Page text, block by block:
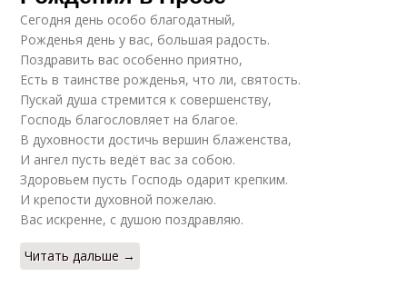
Личные
предпочтения
поздравление
Поздравления для
нового коллеги
Сегодня день особо благодатный,
Рожденья день у вас, большая радость.
Поздравить вас особенно приятно,
Есть в таинстве рожденья, что ли, святость.
Пускай душа стремится к совершенству,
Господь благословляет на благое.
В духовности достичь вершин блаженства,
И ангел пусть ведёт вас за собою.
Здоровьем пусть Господь одарит крепким.
И крепости духовной пожелаю.
Вас искренне, с душою поздравляю.
Читать дальше →